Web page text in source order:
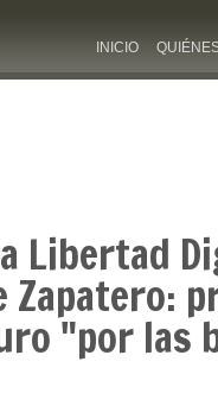
INICIO
Libertad
Zapatero:
"por las